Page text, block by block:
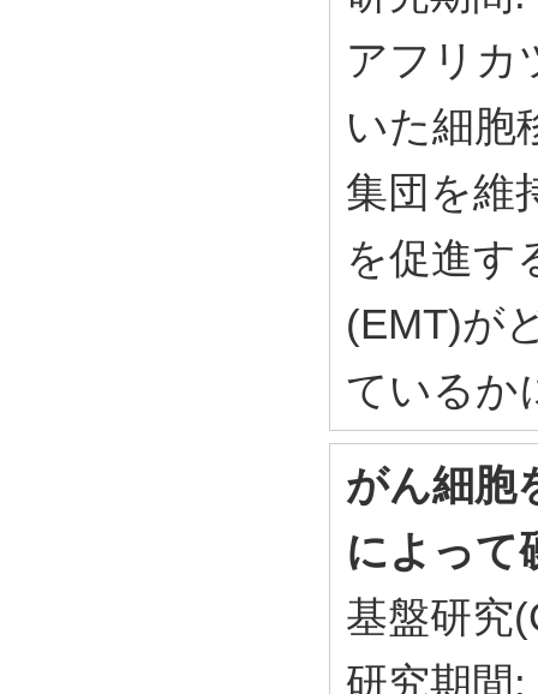
アフリカ
いた細胞
集団を維
を促進す
(EMT)が
ているか
がん細胞
によって
基盤研究
研究期